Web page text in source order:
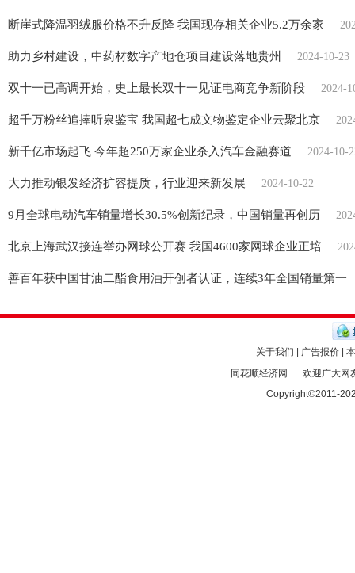
断崖式降温羽绒服价格不升反降 我国现存相关企业5.2万余家
助力乡村建设，中药材数字产地仓项目建设落地贵州 2024-10-23
双十一已高调开始，史上最长双十一见证电商竞争新阶段 2024-
超千万粉丝追捧听泉鉴宝 我国超七成文物鉴定企业云聚北京
新千亿市场起飞 今年超250万家企业杀入汽车金融赛道 2024-10-
大力推动银发经济扩容提质，行业迎来新发展 2024-10-22
9月全球电动汽车销量增长30.5%创新纪录，中国销量再创历
北京上海武汉接连举办网球公开赛 我国4600家网球企业正培
善百年获中国甘油二酯食用油开创者认证，连续3年全国销量第一
关于我们 | 广告报价 |
同花顺经济网
欢迎广大网
Copyright©2011-